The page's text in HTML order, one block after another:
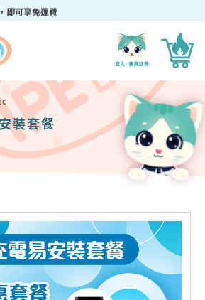
可獲得迎新$50購物優惠碼！
裝套餐